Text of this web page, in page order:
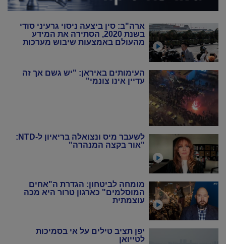
ארה"ב: סין ביצעה ניסוי גרעיני סודי
בשנת 2020, הסתירה את המידע
מהעולם באמצעות שיבוש מערכות
העימותים באיראן: "יש גשם אך זה
עדיין אינו צונמי"
לשעבר מיס ונצואלה בריאיון ל-NTD:
"אור בקצה המנהרה"
מומחה לביטחון: הגדרת ה"אחים
המוסלמים" כארגון טרור היא מכה
עוצמתית
יפן תציב טילים על אי בסמיכות
לטייואן